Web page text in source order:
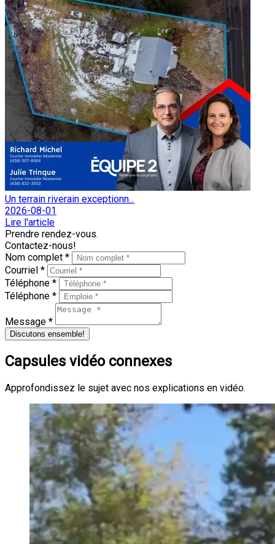
Un terrain riverain exceptionn...
2026-08-01
Lire l'article
Prendre rendez-vous.
Contactez-nous!
Nom complet *
Courriel *
Téléphone *
Téléphone *
Message *
Discutons ensemble!
Capsules vidéo connexes
Approfondissez le sujet avec nos explications en vidéo.